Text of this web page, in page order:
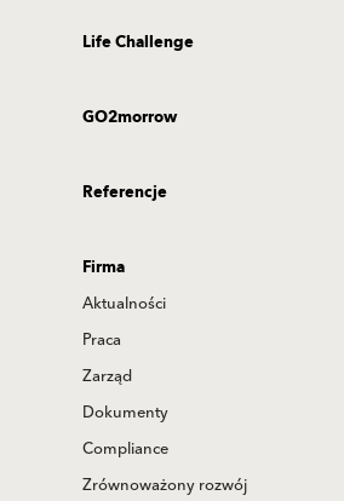
Life Challenge
GO2morrow
Referencje
Firma
Aktualności
Praca
Zarząd
Dokumenty
Compliance
Zrównoważony rozwój